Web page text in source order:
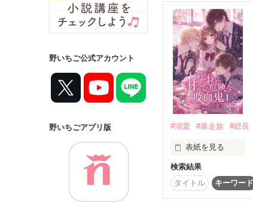
全て
完
作品の長さ
長編
中
コンテスト
超短編で謎
復刻！夏の
200文字でゾ
スターツ出
その他の条件
だけど彼は、わた
暴走族の最強総長
大事に大事に育て
楡野 咲姫
(Saki Nireno)
×
『慧流座』をまと
緒方 千隼
(Ogata Chihaya)
#溺愛 #暴走族 #総長
表紙を見る
白星学園生徒会
検索結果
タイトル
キーワード
野いちご公式アカウント
野いちごアプリ版